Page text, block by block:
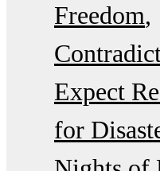
Freedom
Expect
for